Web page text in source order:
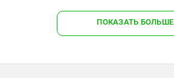
ПОКАЗАТЬ БОЛЬШЕ